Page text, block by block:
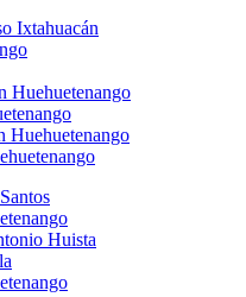
Ixtahuacán
Huehuetenango
Huehuetenango
Huista